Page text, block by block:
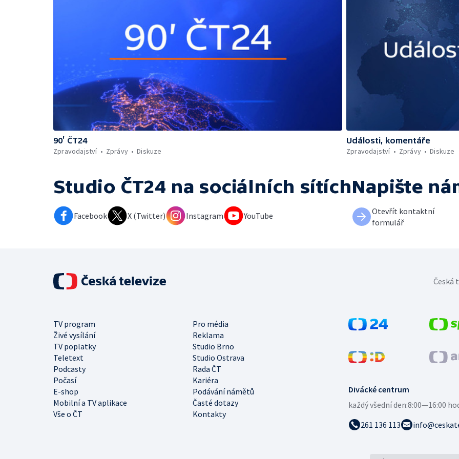
90’ ČT24
Zpravodajství
Zprávy Diskuze
Události, komentáře
Zpravodajství
Zprávy Diskuze
Studio ČT24 na sociálních sítích
Facebook X (Twitter) Instagram YouTube
Napište
Otevřít kontaktní
formulář
Divácké centrum
každý všední den:8:00—16:00
261 136 113
TV program
Pro média
Živé vysílání
Reklama
TV poplatky
Studio Brno
Teletext
Studio Ostrava
Podcasty
Rada ČT
Počasí
Kariéra
E-shop
Podávání námětů
Mobilní a TV aplikace
Časté dotazy
Vše o ČT
Kontakty
Česká